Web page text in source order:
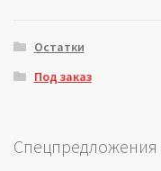
Остатки
Под заказ
Спецпредложения